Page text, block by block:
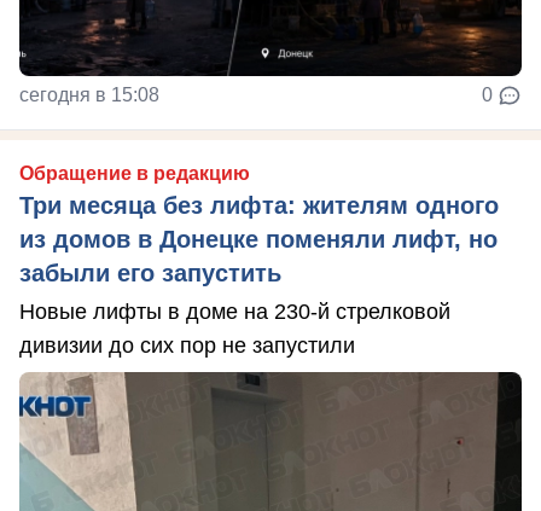
сегодня в 15:08 0
Обращение в редакцию
Три месяца без лифта: жителям одного
из домов в Донецке поменяли лифт, но
забыли его запустить
Новые лифты в доме на 230-й стрелковой
дивизии до сих пор не запустили